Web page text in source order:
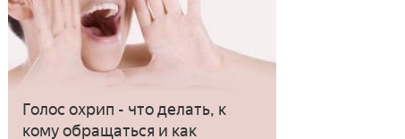
Голос охрип - что делать, к
кому обращаться и как